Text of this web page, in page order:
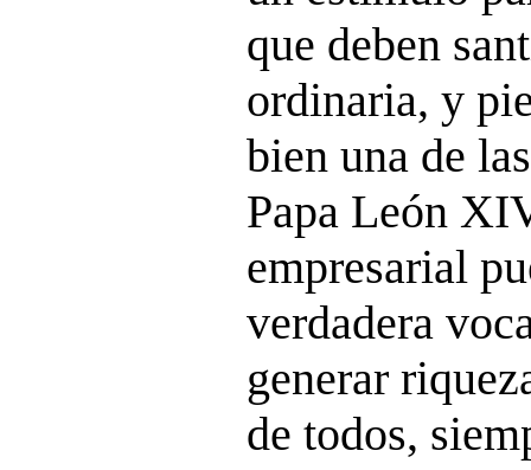
que deben
ordinaria, y
bien una de
Papa León
empresarial
verdadera
generar
de todos,